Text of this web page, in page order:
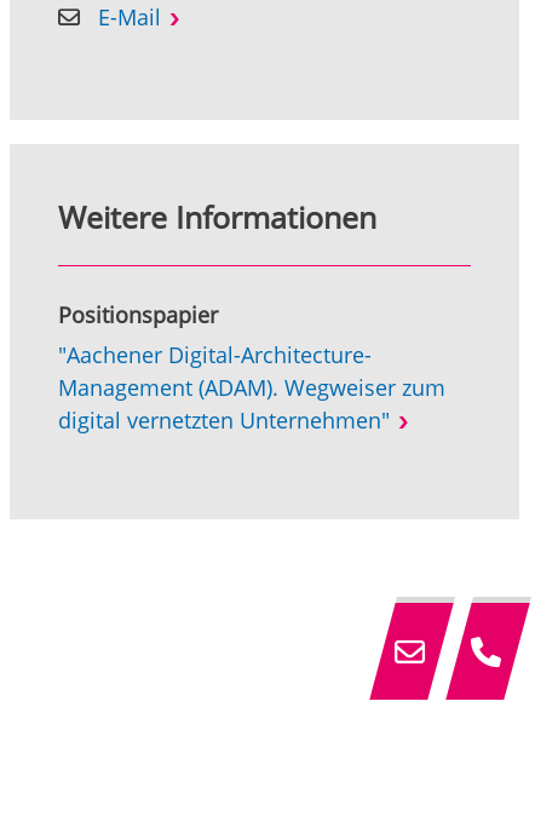
E-Mail
Weitere Informationen
Positionspapier
"Aachener Digital-Architecture-
Management (ADAM). Wegweiser zum
digital vernetzten Unternehmen"